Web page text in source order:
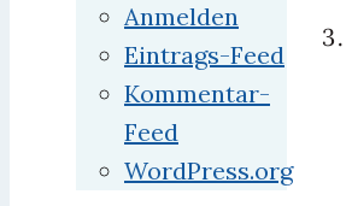
Anmelden
Eintrags-Feed
Kommentar-
Feed
WordPress.org